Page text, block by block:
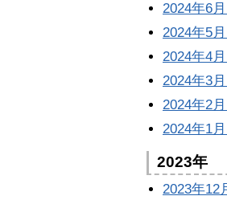
2024年6月
2024年5月
2024年4月
2024年3月
2024年2月
2024年1月
2023年
2023年12